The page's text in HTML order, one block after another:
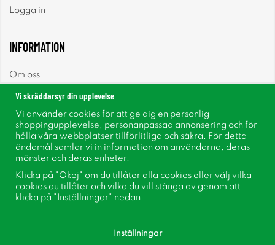
Logga in
INFORMATION
Om oss
Nyhetsbrev
Om cookies
Inspiration
Vi skräddarsyr din upplevelse
Vi använder cookies för att ge dig en personlig
shoppingupplevelse, personanpassad annonsering och för
hålla våra webbplatser tillförlitliga och säkra. För detta
ändamål samlar vi in information om användarna, deras
mönster och deras enheter.
Klicka på "Okej" om du tillåter alla cookies eller välj vilka
cookies du tillåter och vilka du vill stänga av genom att
klicka på "Inställningar" nedan.
Inställningar